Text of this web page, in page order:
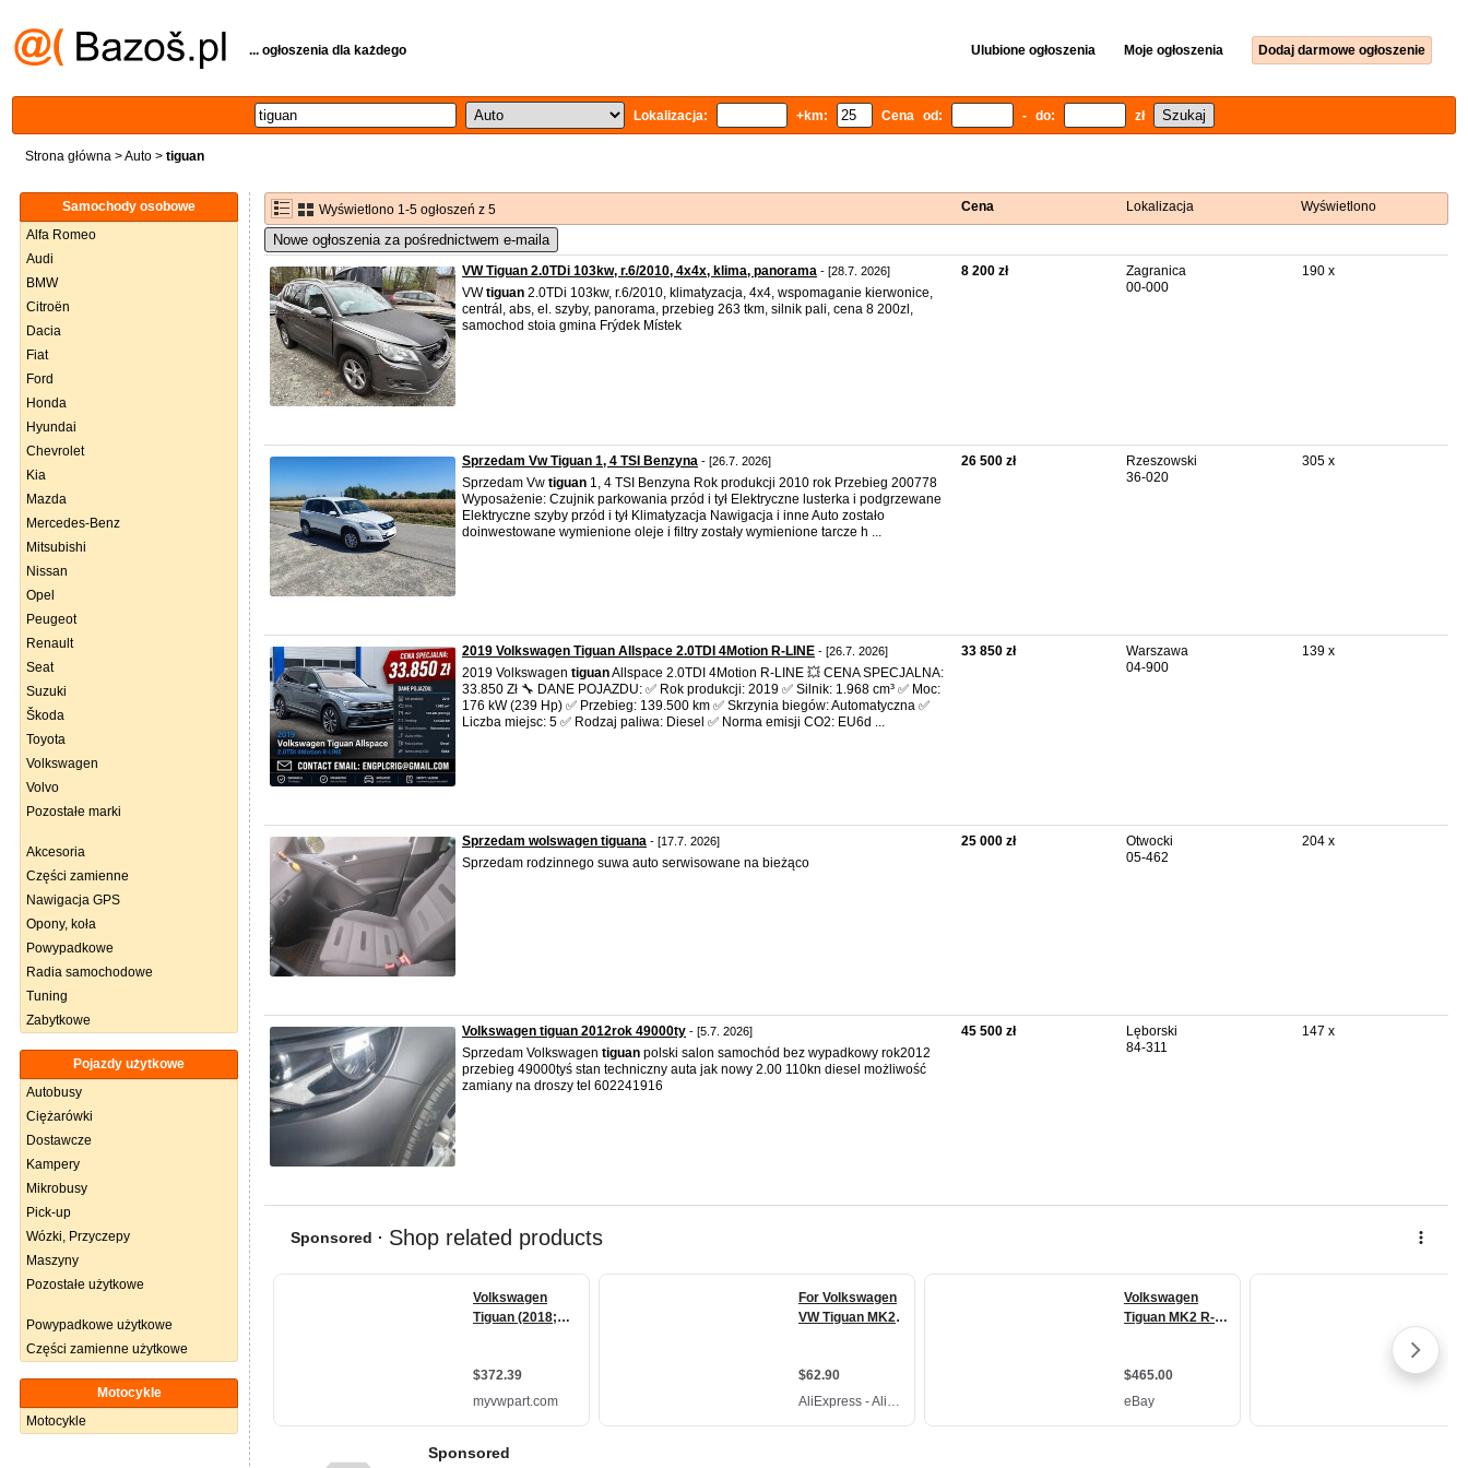
... ogłoszenia dla każdego Ulubione ogłoszenia Moje ogłoszenia Dodaj darmowe ogłoszenie
Lokalizacja: +km: Cena od: - do: zł
Strona główna >Auto > tiguan
Samochody osobowe
Alfa Romeo
Audi
BMW
Citroën
Dacia
Fiat
Ford
Honda
Hyundai
Chevrolet
Kia
Mazda
Mercedes-Benz
Mitsubishi
Nissan
Opel
Peugeot
Renault
Seat
Suzuki
Škoda
Toyota
Volkswagen
Volvo
Pozostałe marki
Akcesoria
Części zamienne
Nawigacja GPS
Opony, koła
Powypadkowe
Radia samochodowe
Tuning
Zabytkowe
Pojazdy użytkowe
Autobusy
Ciężarówki
Dostawcze
Kampery
Mikrobusy
Pick-up
Wózki, Przyczepy
Maszyny
Pozostałe użytkowe
Powypadkowe użytkowe
Części zamienne użytkowe
Motocykle
Motocykle
Wyświetlono 1-5 ogłoszeń z 5 Cena Lokalizacja Wyświetlono
Nowe ogłoszenia za pośrednictwem e-maila
VW Tiguan 2.0TDi 103kw, r.6/2010, 4x4x, klima, panorama - [28.7. 2026]
VWtiguan 2.0TDi 103kw, r.6/2010, klimatyzacja, 4x4, wspomaganie kierwonice,
centrál, abs, el. szyby, panorama, przebieg 263 tkm, silnik pali, cena 8 200zl,
samochod stoia gmina Frýdek Místek
8 200 zł
Zagranica
00-000
190 x
Sprzedam Vw Tiguan 1, 4 TSI Benzyna - [26.7. 2026]
Sprzedam Vw tiguan 1, 4 TSI Benzyna Rok produkcji 2010 rok Przebieg 200778
Wyposażenie: Czujnik parkowania przód i tył Elektryczne lusterka i podgrzewane
Elektryczne szyby przód i tył Klimatyzacja Nawigacja i inne Auto zostało
doinwestowane wymienione oleje i filtry zostały wymienione tarcze h ...
26 500 zł
Rzeszowski
36-020
305 x
2019 Volkswagen Tiguan Allspace 2.0TDI 4Motion R-LINE - [26.7. 2026]
2019 Volkswagen tiguanAllspace 2.0TDI 4Motion R-LINE 💥 CENA SPECJALNA:
33.850 Zł 🔧 DANE POJAZDU: ✅ Rok produkcji: 2019 ✅ Silnik: 1.968 cm³ ✅ Moc:
176 kW (239 Hp) ✅ Przebieg: 139.500 km ✅ Skrzynia biegów: Automatyczna ✅
Liczba miejsc: 5 ✅ Rodzaj paliwa: Diesel ✅ Norma emisji CO2: EU6d ...
33 850 zł
Warszawa
04-900
139 x
Sprzedam wolswagen tiguana - [17.7. 2026]
Sprzedam rodzinnego suwa auto serwisowane na bieżąco
25 000 zł
Otwocki
05-462
204 x
Volkswagen tiguan 2012rok 49000ty - [5.7. 2026]
Sprzedam Volkswagen tiguan polski salon samochód bez wypadkowy rok2012
przebieg 49000tyś stan techniczny auta jak nowy 2.00 110kn diesel możliwość
zamiany na droszy tel 602241916
45 500 zł
Lęborski
84-311
147 x